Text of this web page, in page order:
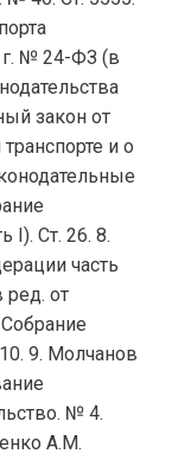
г. № 24-ФЗ (в
закон от
и о
I). Ст. 26. 8.
часть
ред. от
9. Молчанов
№ 4.
А.М.